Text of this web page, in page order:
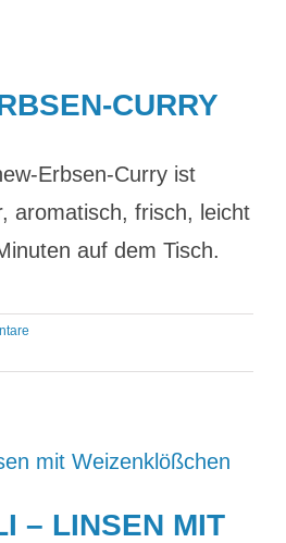
CURRY
Erbsen-Curry ist
aromatisch, frisch, leicht
auf dem Tisch.
– LINSEN MIT